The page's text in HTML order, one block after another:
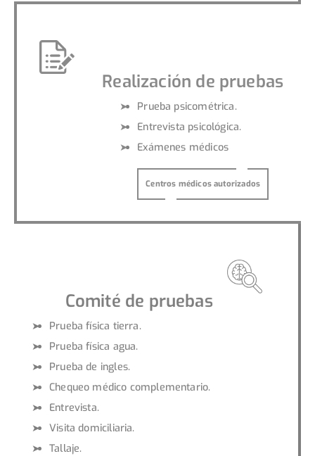
Realización de pruebas
Prueba psicométrica.
Entrevista psicológica.
Exámenes médicos
Centros médicos autorizados
Comité de pruebas
Prueba física tierra.
Prueba física agua.
Prueba de ingles.
Chequeo médico complementario.
Entrevista.
Visita domiciliaria.
Tallaje.